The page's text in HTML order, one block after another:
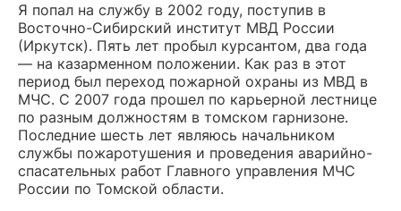
Я попал на службу в 2002 году, поступив в
Восточно-Сибирский институт МВД России
(Иркутск). Пять лет пробыл курсантом, два года
— на казарменном положении. Как раз в этот
период был переход пожарной охраны из МВД в
МЧС. С 2007 года прошел по карьерной лестнице
по разным должностям в томском гарнизоне.
Последние шесть лет являюсь начальником
службы пожаротушения и проведения аварийно-
спасательных работ Главного управления МЧС
России по Томской области.